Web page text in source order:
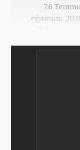
26
eğitimini